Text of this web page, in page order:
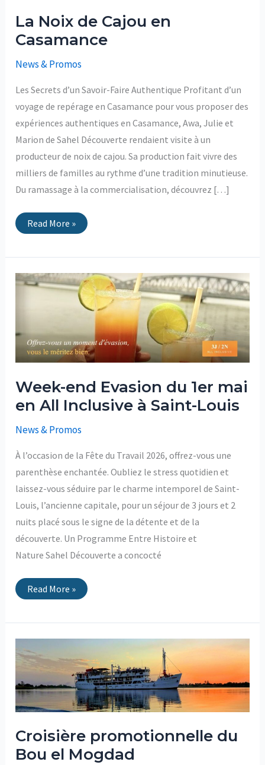
La Noix de Cajou en
Casamance
News & Promos
Les Secrets d’un Savoir-Faire Authentique Profitant d’un
voyage de repérage en Casamance pour vous proposer des
expériences authentiques en Casamance, Awa, Julie et
Marion de Sahel Découverte rendaient visite à un
producteur de noix de cajou. Sa production fait vivre des
milliers de familles au rythme d’une tradition minutieuse.
Du ramassage à la commercialisation, découvrez […]
Read More »
Week-end Evasion du 1er mai
en All Inclusive à Saint-Louis
News & Promos
À l’occasion de la Fête du Travail 2026, offrez-vous une
parenthèse enchantée. Oubliez le stress quotidien et
laissez-vous séduire par le charme intemporel de Saint-
Louis, l’ancienne capitale, pour un séjour de 3 jours et 2
nuits placé sous le signe de la détente et de la
découverte. Un Programme Entre Histoire et
Nature Sahel Découverte a concocté
Week-
end
en
All
Inclusive
à
Louis
Read More »
Croisière promotionnelle du
Bou el Mogdad
Croisière
promotionnelle
du
Bou
el
Mogdad